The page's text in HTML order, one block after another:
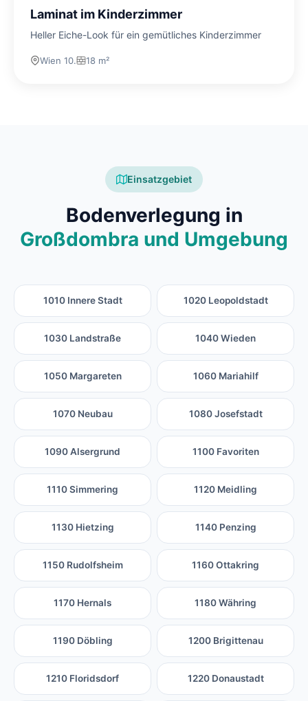
Laminat im Kinderzimmer
Heller Eiche-Look für ein gemütliches Kinderzimmer
Wien 10. 18 m²
Einsatzgebiet
Bodenverlegung in
Großdombra und Umgebung
1010 Innere Stadt 1020 Leopoldstadt
1030 Landstraße 1040 Wieden
1050 Margareten 1060 Mariahilf
1070 Neubau 1080 Josefstadt
1090 Alsergrund 1100 Favoriten
1110 Simmering 1120 Meidling
1130 Hietzing 1140 Penzing
1150 Rudolfsheim 1160 Ottakring
1170 Hernals 1180 Währing
1190 Döbling 1200 Brigittenau
1210 Floridsdorf 1220 Donaustadt